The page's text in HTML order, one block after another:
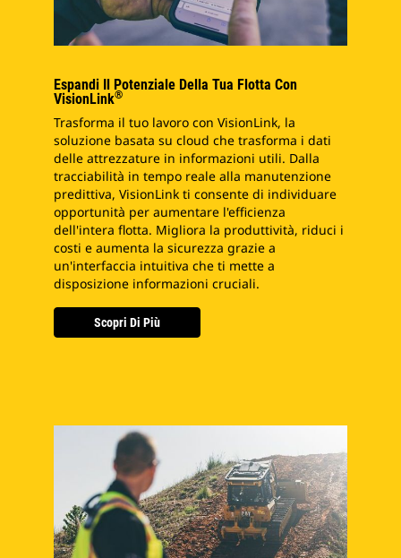
Espandi Il Potenziale Della Tua Flotta Con
VisionLink®
Trasforma il tuo lavoro con VisionLink, la
soluzione basata su cloud che trasforma i dati
delle attrezzature in informazioni utili. Dalla
tracciabilità in tempo reale alla manutenzione
predittiva, VisionLink ti consente di individuare
opportunità per aumentare l'efficienza
dell'intera flotta. Migliora la produttività, riduci i
costi e aumenta la sicurezza grazie a
un'interfaccia intuitiva che ti mette a
disposizione informazioni cruciali.
Scopri Di Più